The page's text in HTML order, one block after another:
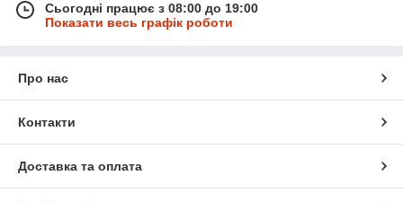
Сьогодні працює з 08:00 до 19:00
Показати весь графік роботи
Про нас
Контакти
Доставка та оплата